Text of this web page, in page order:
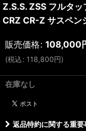
Z.S.S. ZSS フルタ
CRZ CR-Z サスペン
販売価格: 108,000
(税込: 118,800円)
在庫なし
返品特約に関する重要